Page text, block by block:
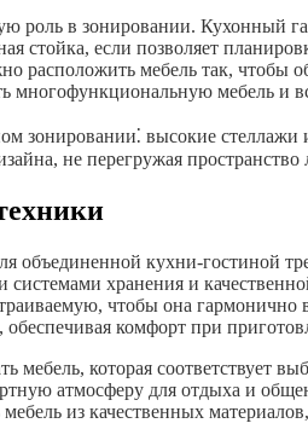
роль в зонировании. Кухонный
стойка, если позволяет
расположить мебель так, чтобы
многофункциональную мебель и
зонировании⁚ высокие
не перегружая
объединенной кухни-гостиной
хранения и
чтобы она
комфорт при
мебель, которая соответствует
атмосферу для отдыха и
из качественных